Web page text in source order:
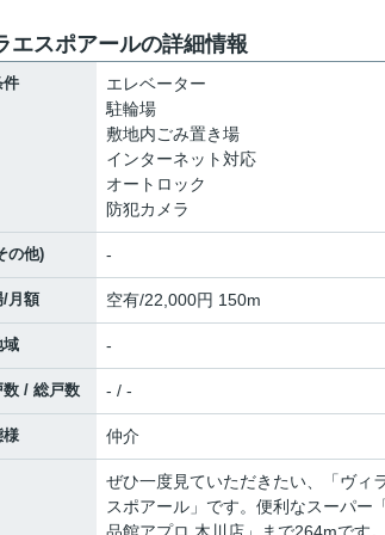
エスポアールの詳細情報
件
エレベーター
駐輪場
敷地内ごみ置き場
インターネット対応
オートロック
防犯カメラ
の他) -
/月額 空有/22,000円 150m
域 -
数 / 総戸数 - / -
様 仲介
ぜひ一度見ていただきたい、「ヴィ
スポアール」です。便利なスーパー